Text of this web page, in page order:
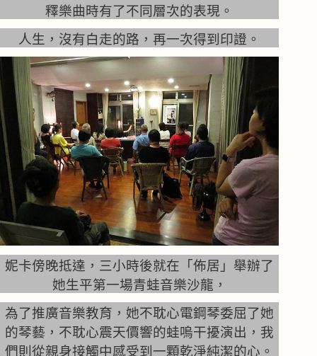
釋樂曲時有了不同層次的表現。
人生，沒有白走的路，再一次得到印證。
妮卡傍晚抵達，三小時後就在「佈居」舉辦了
她生平第一場青蛙音樂沙龍，
為了推廣音樂教育，她不耽心電鋼琴委屈了她
的琴藝，不耽心震天價響的蛙嗚干擾演出，我
們則從親身接觸中感受到一顆乾淨純潔的心。